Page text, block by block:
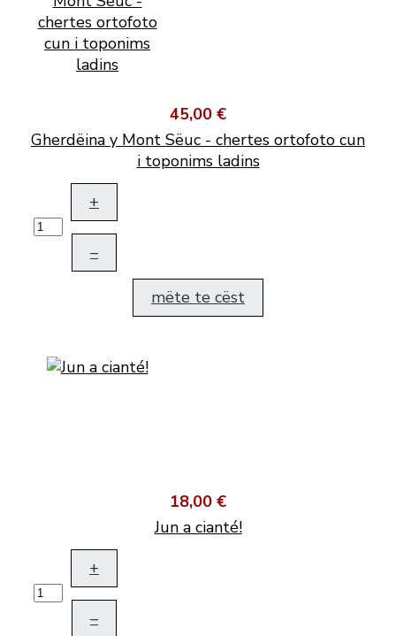
45,00 €
Gherdëina y Mont Sëuc - chertes ortofoto cun
i toponims ladins
+
–
mëte te cëst
18,00 €
Jun a cianté!
+
–